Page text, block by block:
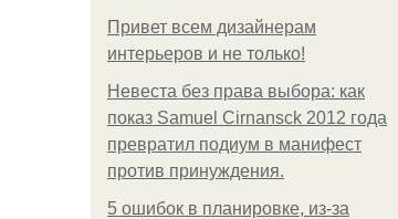
Привет всем дизайнерам
интерьеров и не только!
Невеста без права выбора: как
показ Samuel Cirnansck 2012 года
превратил подиум в манифест
против принуждения.
5 ошибок в планировке, из-за